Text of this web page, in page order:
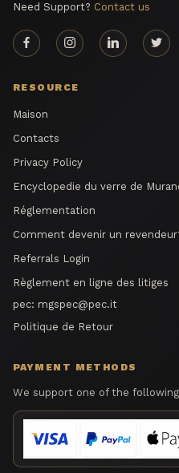
Need Support? Contact us
RESOURCE
Maison
Contacts
Privacy Policy
Encyclopedie du verre de
Réglementation
Comment devenir un
Referrals Login
Règlement en ligne des litiges
pec: mgspec@pec.it
Politique de Retour
PAYMENT METHODS
We support one of the